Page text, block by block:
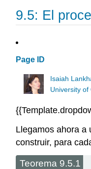
9.5: El
Page ID
Isaiah
University of
Llegamos ahora a
construir, para
Teorema 9.5.1